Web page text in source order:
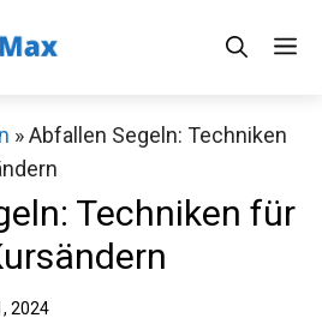
»Abfallen Segeln: Techniken
Techniken für
2024